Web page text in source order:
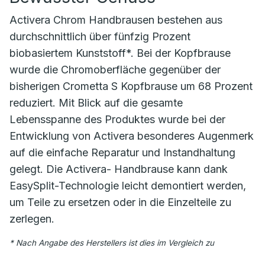
Activera Chrom Handbrausen bestehen aus
durchschnittlich über fünfzig Prozent
biobasiertem Kunststoff*. Bei der Kopfbrause
wurde die Chromoberfläche gegenüber der
bisherigen Crometta S Kopfbrause um 68 Prozent
reduziert. Mit Blick auf die gesamte
Lebensspanne des Produktes wurde bei der
Entwicklung von Activera besonderes Augenmerk
auf die einfache Reparatur und Instandhaltung
gelegt. Die Activera- Handbrause kann dank
EasySplit-Technologie leicht demontiert werden,
um Teile zu ersetzen oder in die Einzelteile zu
zerlegen.
* Nach Angabe des Herstellers ist dies im Vergleich zu